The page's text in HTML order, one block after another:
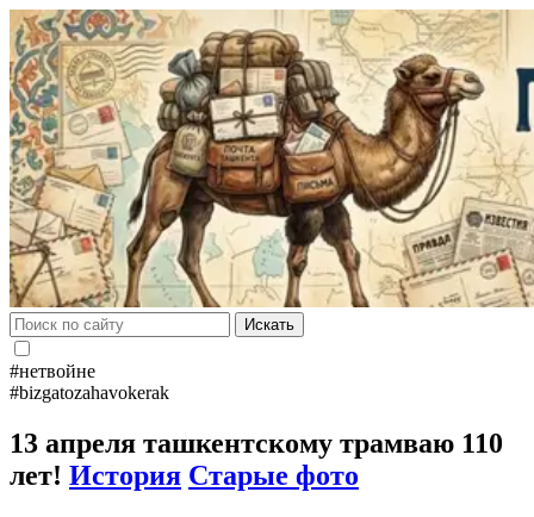
Искать
#нетвойне
#bizgatozahavokerak
13 апреля ташкентскому трамваю 110
лет! История Старые фото